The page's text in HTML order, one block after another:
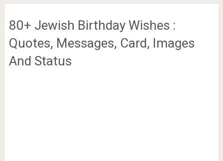
80+ Jewish Birthday Wishes :
Quotes, Messages, Card, Images
And Status